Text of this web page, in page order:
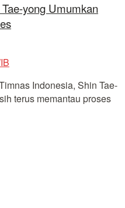
yong Umumkan
Indonesia, Shin Tae-
terus memantau proses